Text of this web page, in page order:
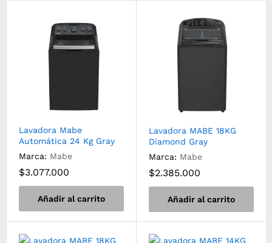
Lavadora Mabe
Automática 24 Kg Gray
Marca: Mabe
$3.077.000
Añadir al carrito
Lavadora MABE 18KG
Diamond Gray
Marca: Mabe
$2.385.000
Añadir al carrito